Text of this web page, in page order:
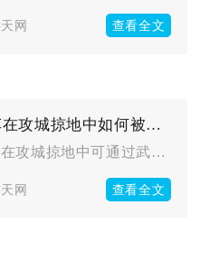
网 查看全文
战车在攻城掠地中如何被破解
战车在攻城掠地中可通过武将克制、阵法针对、破甲输出、战术打断...
网 查看全文